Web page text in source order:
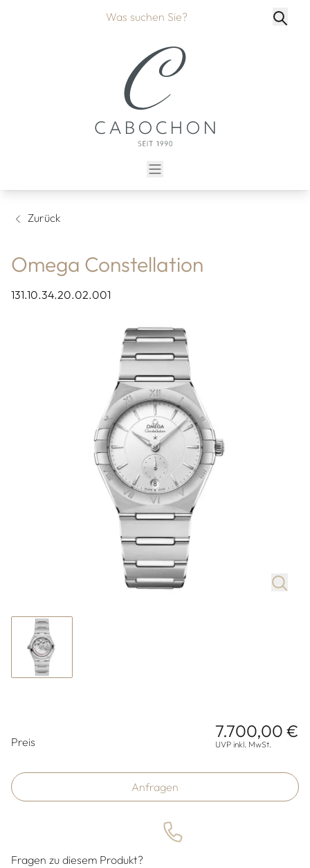
Zurück
Omega Constellation
131.10.34.20.02.001
Preis
7.700,00 €
UVP inkl. MwSt.
Anfragen
Fragen zu diesem Produkt?